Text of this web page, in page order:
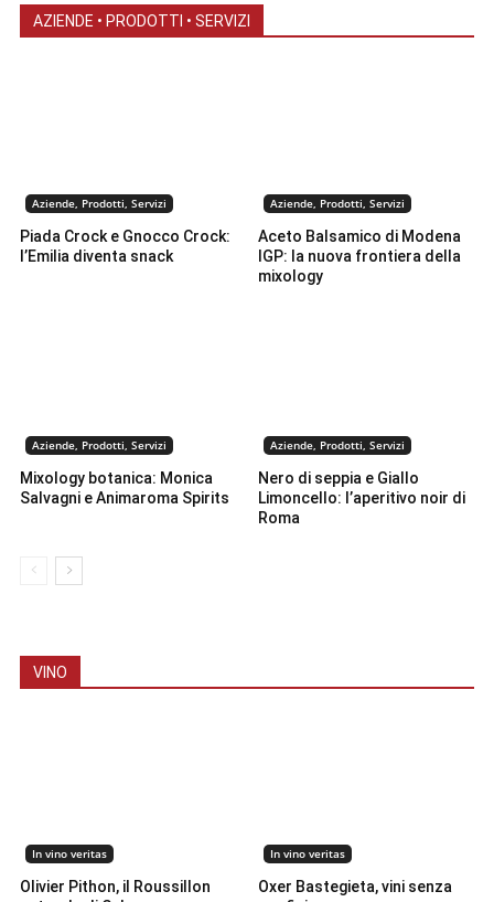
AZIENDE • PRODOTTI • SERVIZI
Aziende, Prodotti, Servizi
Piada Crock e Gnocco Crock:
l’Emilia diventa snack
Aziende, Prodotti, Servizi
Aceto Balsamico di Modena
IGP: la nuova frontiera della
mixology
Aziende, Prodotti, Servizi
Mixology botanica: Monica
Salvagni e Animaroma Spirits
Aziende, Prodotti, Servizi
Nero di seppia e Giallo
Limoncello: l’aperitivo noir di
Roma
VINO
In vino veritas
Olivier Pithon, il Roussillon
In vino veritas
Oxer Bastegieta, vini senza